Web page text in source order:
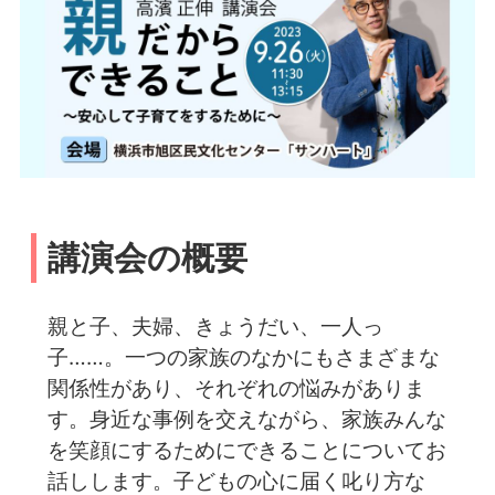
講演会の概要
親と子、夫婦、きょうだい、一人っ
子……。一つの家族のなかにもさまざまな
関係性があり、それぞれの悩みがありま
す。身近な事例を交えながら、家族みんな
を笑顔にするためにできることについてお
話しします。子どもの心に届く叱り方な